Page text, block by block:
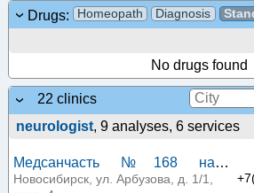
Drugs: Homeopath Diagnosis
No drugs found
22 clinics
neurologist, 9 analyses, 6 services
Медсанчасть №168 на
Арбузова 1/1
Новосибирск, ул. Арбузова, д. 1/1,